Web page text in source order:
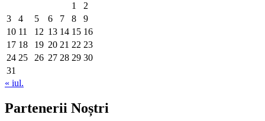
1
2
3
4 5 6 7 8
9
10 11 12 13 14 15 16
17 18 19 20 21 22 23
24 25 26 27 28 29 30
31
« iul.
Partenerii Noștri